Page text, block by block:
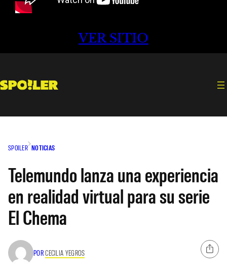
VER SITIO
SPOILER NOTICIAS
Telemundo lanza una experiencia
en realidad virtual para su serie
El Chema
PORCECILIA YEGROS